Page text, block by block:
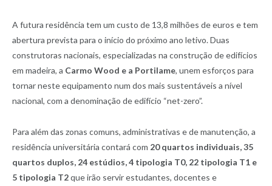
A futura residência tem um custo de 13,8 milhões de euros e tem
abertura prevista para o início do próximo ano letivo. Duas
construtoras nacionais, especializadas na construção de edifícios
em madeira, a Carmo Wood e a Portilame, unem esforços para
tornar neste equipamento num dos mais sustentáveis a nível
nacional, com a denominação de edifício “net-zero”.
Para além das zonas comuns, administrativas e de manutenção, a
residência universitária contará com 20 quartos individuais, 35
quartos duplos, 24 estúdios, 4 tipologia T0, 22 tipologia T1 e
5 tipologia T2que irão servir estudantes, docentes e